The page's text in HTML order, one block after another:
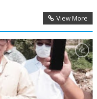
View More